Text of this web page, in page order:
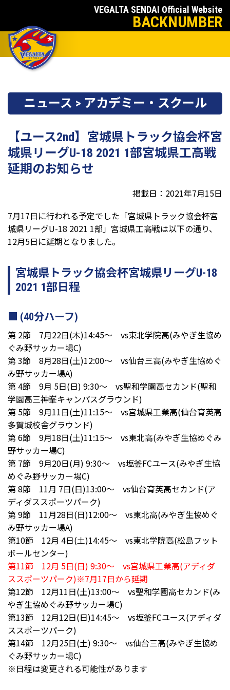
VEGALTA SENDAI Official Website
BACKNUMBER
ニュース > アカデミー・スクール
【ユース2nd】宮城県トラック協会杯宮
城県リーグU-18 2021 1部宮城県工高戦
延期のお知らせ
掲載日：2021年7月15日
7月17日に行われる予定でした「宮城県トラック協会杯宮
城県リーグU-18 2021 1部」宮城県工高戦は以下の通り、
12月5日に延期となりました。
宮城県トラック協会杯宮城県リーグU-18
2021 1部日程
(40分ハーフ)
第 2節 7月22日(木)14:45～ vs東北学院高(みやぎ生協め
ぐみ野サッカー場C)
第 3節 8月28日(土)12:00～ vs仙台三高(みやぎ生協めぐ
み野サッカー場A)
第 4節 9月 5日(日) 9:30～ vs聖和学園高セカンド(聖和
学園高三神峯キャンパスグラウンド)
第 5節 9月11日(土)11:15～ vs宮城県工業高(仙台育英高
多賀城校舎グラウンド)
第 6節 9月18日(土)11:15～ vs東北高(みやぎ生協めぐみ
野サッカー場C)
第 7節 9月20日(月) 9:30～ vs塩釜FCユース(みやぎ生協
めぐみ野サッカー場C)
第 8節 11月 7日(日)13:00～ vs仙台育英高セカンド(ア
ディダススポーツパーク)
第 9節 11月28日(日)12:00～ vs東北高(みやぎ生協めぐ
み野サッカー場A)
第10節 12月 4日(土)14:45～ vs東北学院高(松島フット
ボールセンター)
第11節 12月 5日(日) 9:30～ vs宮城県工業高(アディダ
ススポーツパーク)※7月17日から延期
第12節 12月11日(土)13:00～ vs聖和学園高セカンド(み
やぎ生協めぐみ野サッカー場C)
第13節 12月12日(日)14:45～ vs塩釜FCユース(アディダ
ススポーツパーク)
第14節 12月25日(土) 9:30～ vs仙台三高(みやぎ生協め
ぐみ野サッカー場C)
※日程は変更される可能性があります